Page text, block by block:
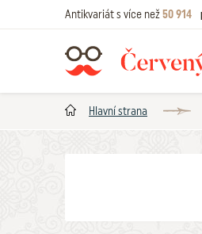
Antikvariát s více než50 914
Hlavní strana